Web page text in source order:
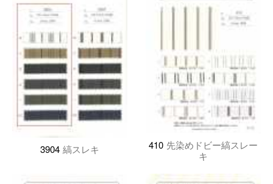
3904 縞スレキ 410 先染めドビー縞スレー
キ